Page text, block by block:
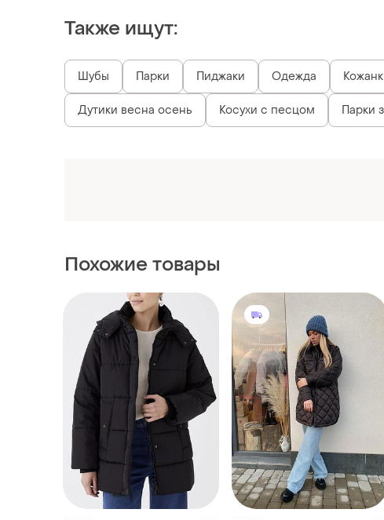
1250 грн 21
1395 грн -11%
LC Waikiki
Куртка куртка
M-L и еще
1369 грн
Стьобана куртка сорочка
вона куртка сорочка
стьобана куртка стеганная
куртка
ХS и еще 10